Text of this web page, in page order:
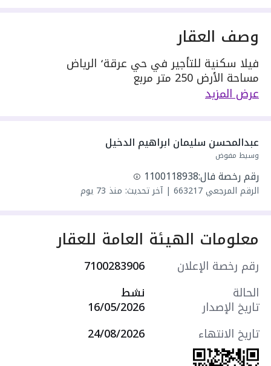
وصف العقار
فيلا سكنية للتأجير في حي عرقة٬ الرياض
مساحة الأرض 250 متر مربع
يحدها 1 شارع: شرقية٬ بعرض 15 م
مكونة من: 4 غرف
واصل مياه
سنة البناء: 2018
سعرها 180000 ر.س
عرض المزيد
عبدالمحسن سليمان ابراهيم الدخيل
وسيط مفوض
رقم رخصة فال:1100118938
الرقم المرجعي663217
|آخر تحديث: منذ 73 يوم
معلومات الهيئة العامة للعقار
رقم رخصة الإعلان
7100283906
الحالة
نشط
تاريخ الإصدار
16/05/2026
تاريخ الانتهاء
24/08/2026